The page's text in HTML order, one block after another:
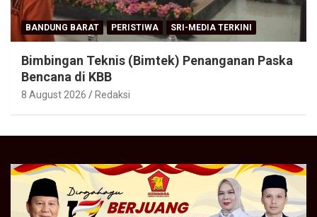
BANDUNG BARAT PERISTIWA SRI-MEDIA TERKINI
Bimbingan Teknis (Bimtek) Penanganan Paska
Bencana di KBB
8 August 2026 Redaksi